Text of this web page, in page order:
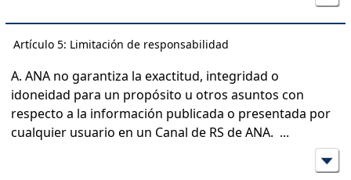
Artículo 5: Limitación de responsabilidad
A. ANA no garantiza la exactitud, integridad o
idoneidad para un propósito u otros asuntos con
respecto a la información publicada o presentada por
cualquier usuario en un Canal de RS de ANA. ...